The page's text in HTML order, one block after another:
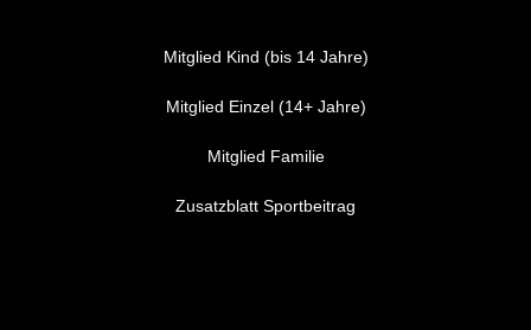
Mitglied Kind (bis 14 Jahre)
Mitglied Einzel (14+ Jahre)
Mitglied Familie
Zusatzblatt Sportbeitrag